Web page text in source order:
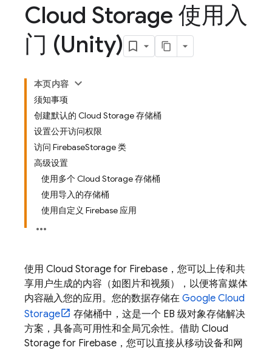
Cloud Storage 使用入
门 (Unity)
本页内容
须知事项
创建默认的 Cloud Storage 存储桶
设置公开访问权限
访问 FirebaseStorage 类
高级设置
使用多个 Cloud Storage 存储桶
使用导入的存储桶
使用自定义 Firebase 应用
使用 Cloud Storage for Firebase ，您可以上传和共
享用户生成的内容（如图片和视频），以便将富媒体
内容融入您的应用。您的数据存储在 Google Cloud
Storage
存储桶中，这是一个 EB 级对象存储解决
方案，具备高可用性和全局冗余性。借助 Cloud
Storage for Firebase ，您可以直接从移动设备和网